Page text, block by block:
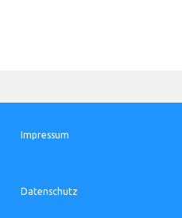
Impressum
Datenschutz